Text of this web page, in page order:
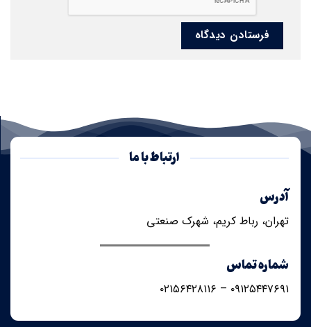
ارتباط با ما
آدرس
تهران، رباط کریم، شهرک صنعتی
شماره تماس
۰۹۱۲۵۴۴۷۶۹۱ – ۰۲۱۵۶۴۲۸۱۱۶